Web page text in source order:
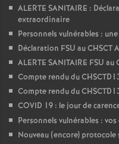
ALERTE SANITAIRE :
extraordinaire
Personnels vulnérables :
Déclaration FSU au CHSCT
ALERTE SANITAIRE FSU
Compte rendu du
Compte rendu du
COVID 19 : le jour de
Personnels vulnérables :
Nouveau (encore)